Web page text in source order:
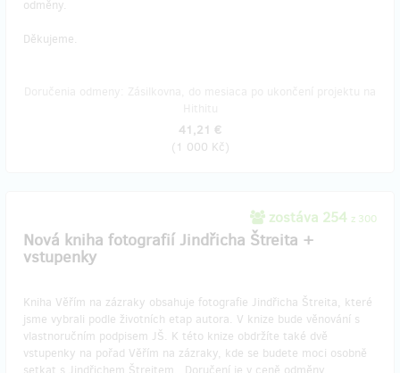
odměny.
Děkujeme.
41,21 €
(1 000 Kč)
zostáva 254 z 300
Nová kniha fotografií Jindřicha Štreita +
vstupenky
Kniha Věřím na zázraky obsahuje fotografie Jindřicha Štreita, které
jsme vybrali podle životních etap autora. V knize bude věnování s
vlastnoručním podpisem JŠ. K této knize obdržíte také dvě
vstupenky na pořad Věřím na zázraky, kde se budete moci osobně
setkat s Jindřichem Štreitem. Doručení je v ceně odměny.